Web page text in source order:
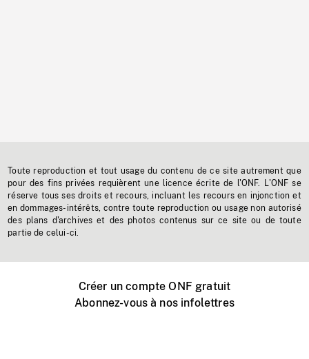
Toute reproduction et tout usage du contenu de ce site autrement que
pour des fins privées requièrent une licence écrite de l'ONF. L'ONF se
réserve tous ses droits et recours, incluant les recours en injonction et
en dommages-intérêts, contre toute reproduction ou usage non autorisé
des plans d'archives et des photos contenus sur ce site ou de toute
partie de celui-ci.
Créer un compte ONF gratuit
Abonnez-vous à nos infolettres